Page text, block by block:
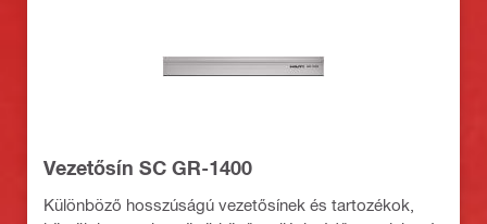
Vezetősín SC GR-1400
Különböző hosszúságú vezetősínek és tartozékok,